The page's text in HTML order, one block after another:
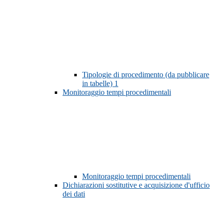
Tipologie di procedimento (da pubblicare
in tabelle) 1
Monitoraggio tempi procedimentali
Monitoraggio tempi procedimentali
Dichiarazioni sostitutive e acquisizione d'ufficio
dei dati